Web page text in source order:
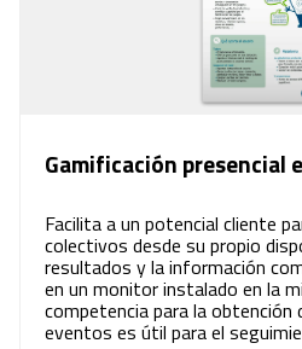
Gamificación presencial
Facilita a un potencial cliente
colectivos desde su propio
resultados y la información
en un monitor instalado en la
competencia para la obtención
eventos es útil para el